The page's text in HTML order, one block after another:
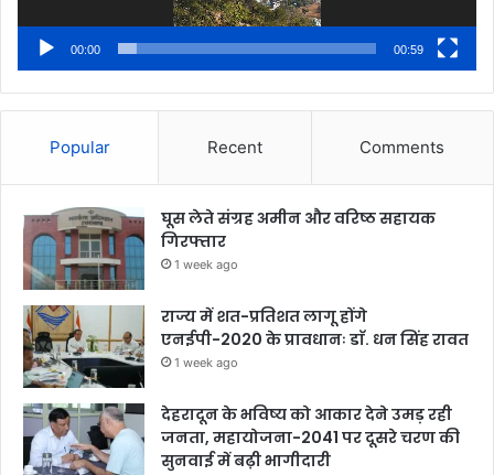
00:00 00:59
Popular Recent Comments
घूस लेते संग्रह अमीन और वरिष्ठ सहायक
गिरफ्तार
1 week ago
राज्य में शत-प्रतिशत लागू होंगे
एनईपी-2020 के प्रावधानः डाॅ. धन सिंह रावत
1 week ago
देहरादून के भविष्य को आकार देने उमड़ रही
जनता, महायोजना-2041 पर दूसरे चरण की
सुनवाई में बढ़ी भागीदारी